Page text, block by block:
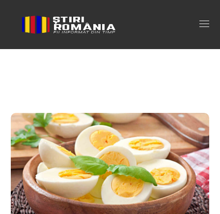
cat slabesti cu dieta cu oua Tag